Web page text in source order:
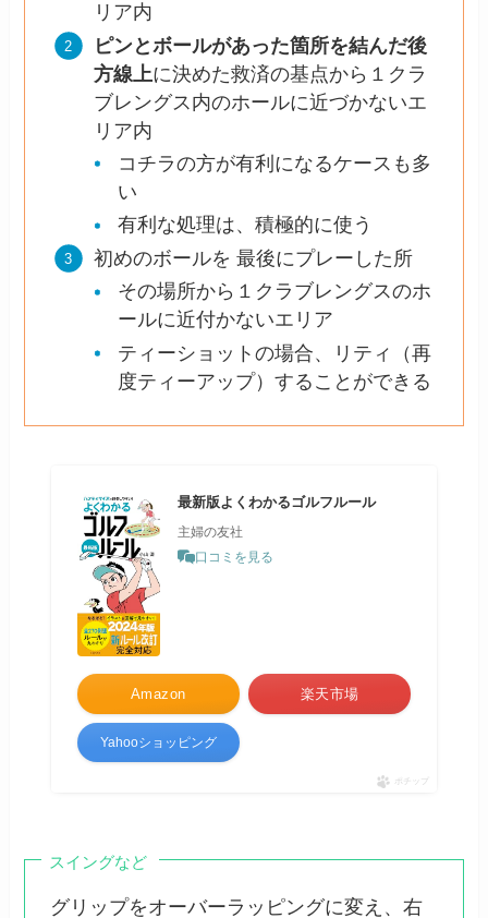
リア内
ピンとボールがあった箇所を結んだ後
方線上に決めた救済の基点から１クラ
ブレングス内のホールに近づかないエ
リア内
コチラの方が有利になるケースも多
い
有利な処理は、積極的に使う
初めのボールを 最後にプレーした所
その場所から１クラブレングスのホ
ールに近付かないエリア
ティーショットの場合、リティ（再
度ティーアップ）することができる
最新版よくわかるゴルフルール
主婦の友社
口コミを見る
Amazon 楽天市場
Yahooショッピング
ポチップ
スイングなど
グリップをオーバーラッピングに変え、右